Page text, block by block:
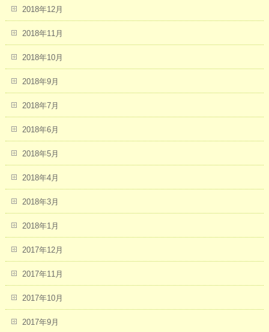
2018年12月
2018年11月
2018年10月
2018年9月
2018年7月
2018年6月
2018年5月
2018年4月
2018年3月
2018年1月
2017年12月
2017年11月
2017年10月
2017年9月